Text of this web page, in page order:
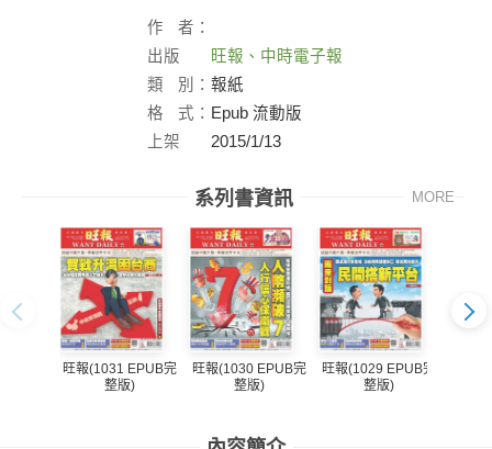
作
者：
出版
社：
旺報、中時電子報
類
別： 報紙
格
式： Epub 流動版
上架
2015/1/13
系列書資訊 MORE
旺報(1031 EPUB完
整版)
旺報(1030 EPUB完
整版)
旺報(1029 EPUB完
整版)